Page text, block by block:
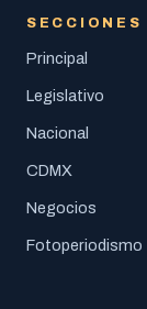
SECCIONES
Principal
Legislativo
Nacional
CDMX
Negocios
Fotoperiodismo